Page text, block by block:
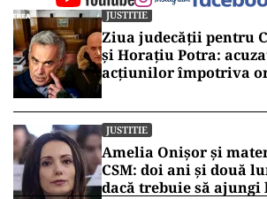
JUSTITIE
Ziua judecății pentru
și Horațiu Potra:
acțiunilor împotriva
de la Înalta Curte
JUSTITIE
Amelia Onișor și
CSM: doi ani și două
dacă trebuie să